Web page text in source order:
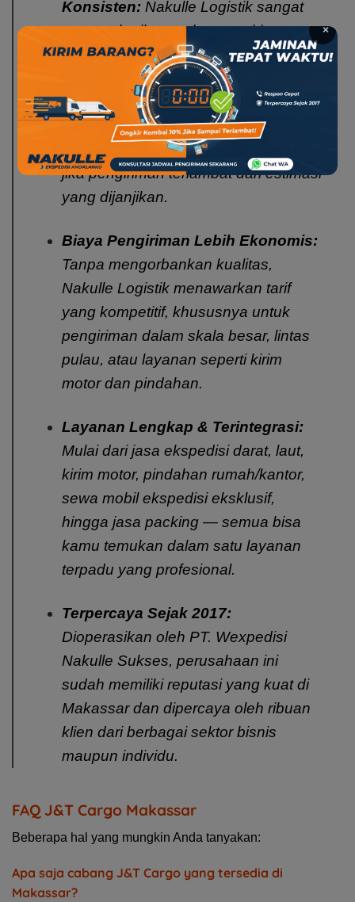
Konsisten: Nakulle Logistik sangat
memperhatikan waktu pengiriman.
Sistem operasionalnya dibuat agar
barang cepat sampai ke tujuan
dengan estimasi waktu yang realistis
dan konsisten — bahkan mereka
berani memberikan kompensasi 10%
jika pengiriman terlambat dari estimasi
yang dijanjikan.
Biaya Pengiriman Lebih Ekonomis:
Tanpa mengorbankan kualitas,
Nakulle Logistik menawarkan tarif
yang kompetitif, khususnya untuk
pengiriman dalam skala besar, lintas
pulau, atau layanan seperti kirim
motor dan pindahan.
Layanan Lengkap & Terintegrasi:
Mulai dari jasa ekspedisi darat, laut,
kirim motor, pindahan rumah/kantor,
sewa mobil ekspedisi eksklusif,
hingga jasa packing — semua bisa
kamu temukan dalam satu layanan
terpadu yang profesional.
Terpercaya Sejak 2017:
Dioperasikan oleh PT. Wexpedisi
Nakulle Sukses, perusahaan ini
sudah memiliki reputasi yang kuat di
Makassar dan dipercaya oleh ribuan
klien dari berbagai sektor bisnis
maupun individu.
FAQ J&T Cargo Makassar
Beberapa hal yang mungkin Anda tanyakan:
Apa saja cabang J&T Cargo yang tersedia di
Makassar?
×